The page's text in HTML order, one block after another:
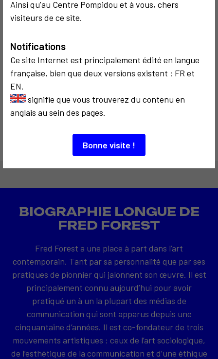
Ainsi qu'au Centre Pompidou et à vous, chers
visiteurs de ce site.
Notifications
Ce site Internet est principalement édité en langue
française, bien que deux versions existent : FR et
EN.
signifie que vous trouverez du contenu en
anglais au sein des pages.
Bonne visite !
CRITIQUE ET ÉTHIQUE POLITIQUE
1998
Beaubourg mis
en cause
BIOGRAPHIE LONGUE DE
FRED FOREST
Fred Forest a une place à part dans l’art
contemporain. Tant par sa personnalité que par ses
pratiques de pionnier qui jalonnent son œuvre. Il est
principalement connu aujourd’hui pour avoir
pratiqué un à un la plupart des médias de
communication qui sont apparus depuis une
cinquantaine d’années. Il est co-fondateur de trois
mouvements artistiques : ceux de l’art sociologique,
de l’esthétique de la communication et d’une éthique